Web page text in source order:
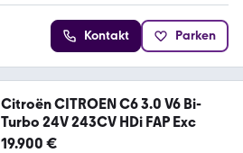
Kontakt Parken
Citroën CITROEN C6 3.0 V6 Bi-
Turbo 24V 243CV HDi FAP Exc
19.900 €